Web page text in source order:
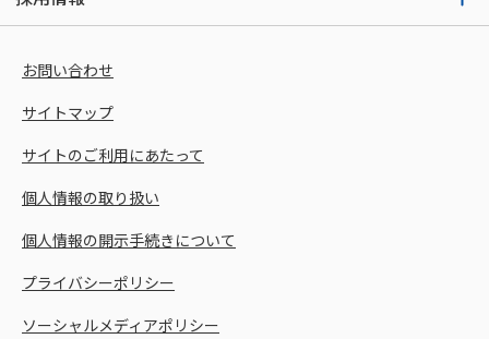
お問い合わせ
サイトマップ
サイトのご利用にあたって
個人情報の取り扱い
個人情報の開示手続きについて
プライバシーポリシー
ソーシャルメディアポリシー